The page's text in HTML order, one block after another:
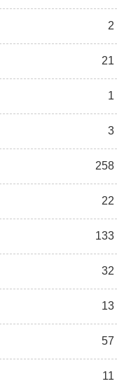
2
21
1
3
258
22
133
32
13
57
11